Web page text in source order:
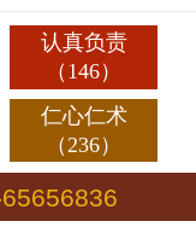
认真负责
（146）
仁心仁术
（236）